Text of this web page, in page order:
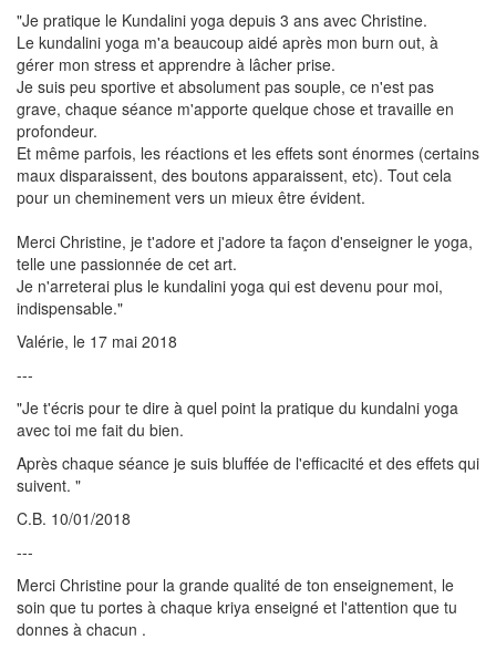
"Je pratique le Kundalini yoga depuis 3 ans avec Christine.
Le kundalini yoga m'a beaucoup aidé après mon burn out, à
gérer mon stress et apprendre à lâcher prise.
Je suis peu sportive et absolument pas souple, ce n'est pas
grave, chaque séance m'apporte quelque chose et travaille en
profondeur.
Et même parfois, les réactions et les effets sont énormes (certains
maux disparaissent, des boutons apparaissent, etc). Tout cela
pour un cheminement vers un mieux être évident.
Merci Christine, je t'adore et j'adore ta façon d'enseigner le yoga,
telle une passionnée de cet art.
Je n'arreterai plus le kundalini yoga qui est devenu pour moi,
indispensable."
Valérie, le 17 mai 2018
---
"Je t'écris pour te dire à quel point la pratique du kundalni yoga
avec toi me fait du bien.
Après chaque séance je suis bluffée de l'efficacité et des effets qui
suivent. "
C.B. 10/01/2018
---
Merci Christine pour la grande qualité de ton enseignement, le
soin que tu portes à chaque kriya enseigné et l'attention que tu
donnes à chacun .